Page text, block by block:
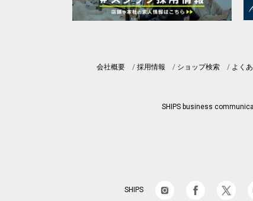
会社概要
採用情報 ショップ検索 よく
SHIPS business
SHIPS